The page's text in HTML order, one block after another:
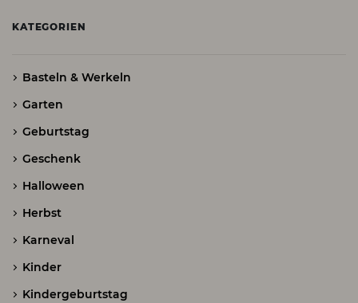
KATEGORIEN
Basteln & Werkeln
Garten
Geburtstag
Geschenk
Halloween
Herbst
Karneval
Kinder
Kindergeburtstag